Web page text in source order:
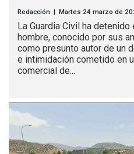
Redacción | Martes 24 marzo de
La Guardia Civil ha
hombre, conocido por sus
como presunto autor de un
e intimidación cometido en
comercial de...